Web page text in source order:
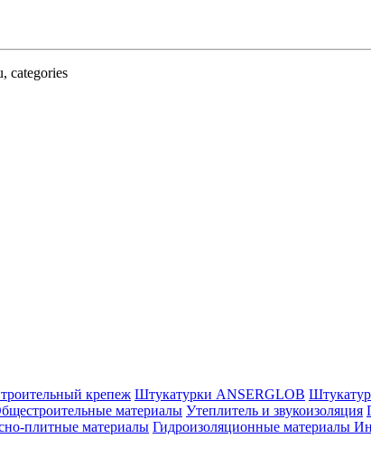
categories
крепеж Штукатурки ANSERGLOB
материалы Утеплитель и звукоизоляция
плитные материалы Гидроизоляционные материалы